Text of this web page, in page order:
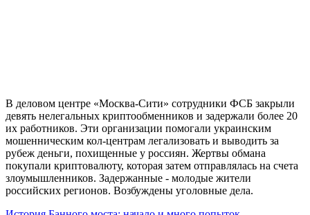
В деловом центре «Москва-Сити» сотрудники ФСБ закрыли
девять нелегальных криптообменников и задержали более 20
их работников. Эти организации помогали украинским
мошенническим кол-центрам легализовать и выводить за
рубеж деньги, похищенные у россиян. Жертвы обмана
покупали криптовалюту, которая затем отправлялась на счета
злоумышленников. Задержанные - молодые жители
российских регионов. Возбуждены уголовные дела.